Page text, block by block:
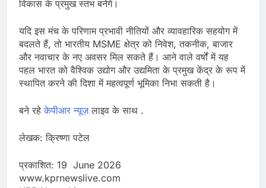
विकास के प्रमुख स्तंभ बनेंगे।
यदि इस मंच के परिणाम प्रभावी नीतियों और व्यावहारिक सहयोग में
बदलते हैं, तो भारतीय MSME क्षेत्र को निवेश, तकनीक, बाजार
और नवाचार के नए अवसर मिल सकते हैं। आने वाले वर्षों में यह
पहल भारत को वैश्विक उद्योग और उद्यमिता के प्रमुख केंद्र के रूप में
स्थापित करने की दिशा में महत्वपूर्ण भूमिका निभा सकती है।
बने रहेकेपीआर न्यूज़लाइव के साथ .
लेखक: क्रिष्णा पटेल
प्रकाशित: 19 June 2026
www.kprnewslive.com